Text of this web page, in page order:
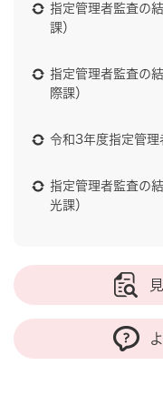
指定管理者監査の
課）
指定管理者監査の
際課）
令和3年度指定管理
指定管理者監査の
光課）